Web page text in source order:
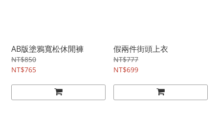
AB版塗鴉寬松休閒褲
NT$850
NT$765
假兩件街頭上衣
NT$777
NT$699